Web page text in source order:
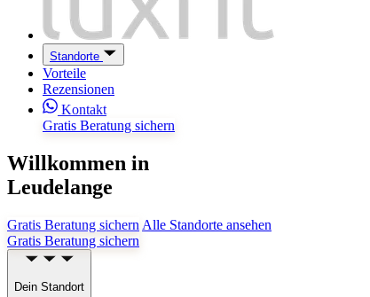
Standorte
Vorteile
Rezensionen
Kontakt
Gratis Beratung sichern
Willkommen in
Leudelange
Gratis Beratung sichern Alle Standorte ansehen
Gratis Beratung sichern
Dein Standort